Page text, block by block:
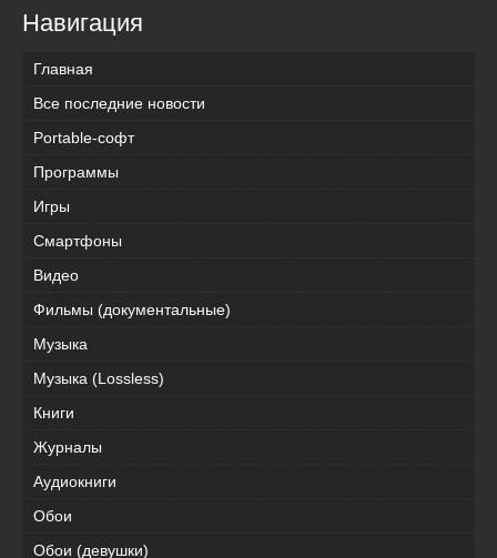
Навигация
Главная
Все последние новости
Portable-софт
Программы
Игры
Смартфоны
Видео
Фильмы (документальные)
Музыка
Музыка (Lossless)
Книги
Журналы
Аудиокниги
Обои
Обои (девушки)